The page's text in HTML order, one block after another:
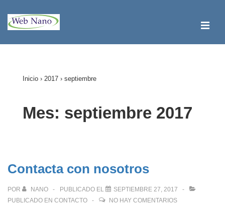
Saltar
Inicio › 2017 › septiembre
Mes: septiembre 2017
Contacta con nosotros
POR NANO PUBLICADO EL
SEPTIEMBRE 27, 2017
PUBLICADO EN CONTACTO NO HAY COMENTARIOS